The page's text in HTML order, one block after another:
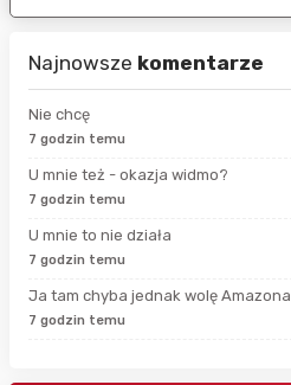
Najnowsze komentarze
Nie chcę
7 godzin temu
U mnie też - okazja widmo?
7 godzin temu
U mnie to nie działa
7 godzin temu
Ja tam chyba jednak wolę Amazona
7 godzin temu